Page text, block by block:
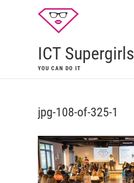
ICT Supergirls
YOU CAN DO IT
jpg-108-of-325-1